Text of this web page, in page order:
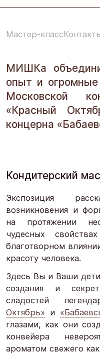
Мастер-класс
МИШКа
опыт и
Московской
«Красный
концерна
Кондитерский
Экспозиция
возникновения и
на протяжении
чудесных
благотворном
красоту человека.
Здесь Вы и Ваши
создания и
сладостей
Октябрь» и
глазами, как они
конвейера
ароматом свежего